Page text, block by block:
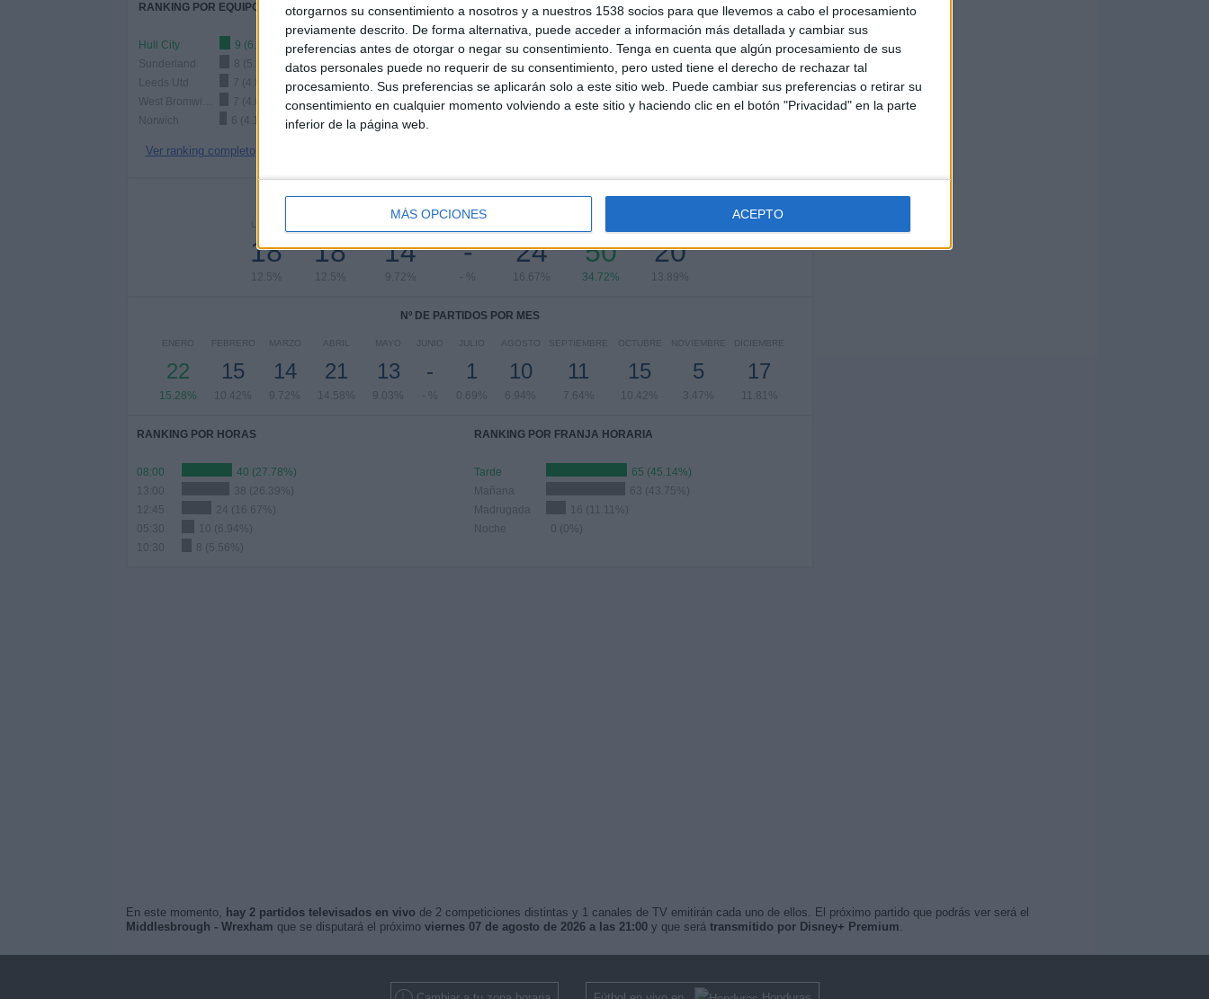
otorgarnos su consentimiento a nosotros y a nuestros 1538 socios para que llevemos a cabo el procesamiento
previamente descrito. De forma alternativa, puede acceder a información más detallada y cambiar sus
preferencias antes de otorgar o negar su consentimiento. Tenga en cuenta que algún procesamiento de sus
datos personales puede no requerir de su consentimiento, pero usted tiene el derecho de rechazar tal
procesamiento. Sus preferencias se aplicarán solo a este sitio web. Puede cambiar sus preferencias o retirar su
consentimiento en cualquier momento volviendo a este sitio y haciendo clic en el botón "Privacidad" en la parte
inferior de la página web.
MÁS OPCIONES ACEPTO
RANKING POR EQUIPOS
Hull City
9 (6.25%)
Sunderland
8 (5.56%)
Leeds Utd
7 (4.86%)
7 (4.86%)
Norwich
6 (4.17%)
Ver ranking completo
RANKING POR COMPETICIONES
Championship
88 (61.11%)
Premier League
38 (26.39%)
FA Cup
11 (7.64%)
EFL Carabao Cup
7 (4.86%)
Nº DE PARTIDOS POR DÍA DE LA SEMANA
18
12.5%
18
12.5%
14
9.72%
-
- %
24
16.67%
50
34.72%
20
13.89%
Nº DE PARTIDOS POR MES
ENERO
22
15.28%
FEBRERO
15
10.42%
MARZO
14
9.72%
ABRIL
21
14.58%
MAYO
13
9.03%
JUNIO
-
- %
JULIO
1
0.69%
AGOSTO
10
6.94%
SEPTIEMBRE
11
7.64%
OCTUBRE
15
10.42%
NOVIEMBRE
5
3.47%
DICIEMBRE
17
11.81%
RANKING POR HORAS
08:00
40 (27.78%)
13:00
38 (26.39%)
12:45
24 (16.67%)
05:30
10 (6.94%)
10:30
8 (5.56%)
RANKING POR FRANJA HORARIA
Tarde
65 (45.14%)
Mañana
63 (43.75%)
Madrugada
16 (11.11%)
Noche
0 (0%)
En este momento, hay 2 partidos televisados en vivo de 2 competiciones distintas y 1 canales de TV emitirán cada uno de ellos. El próximo partido que podrás ver será el
Middlesbrough - Wrexham que se disputará el próximo viernes 07 de agosto de 2026 a las 21:00y que será transmitido por Disney+ Premium.